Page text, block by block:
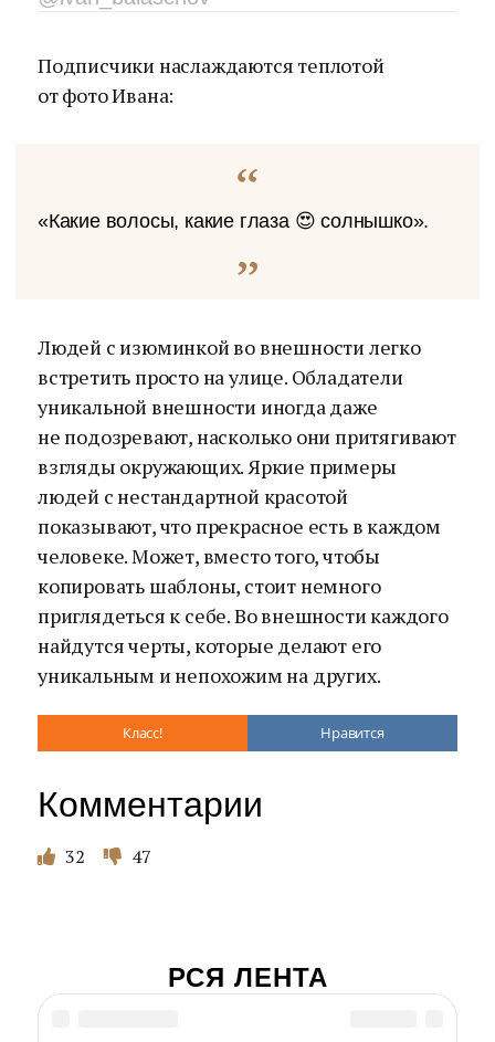
Подписчики наслаждаются теплотой
от фото Ивана:
«Какие волосы, какие глаза 😍 солнышко».
Людей с изюминкой во внешности легко
встретить просто на улице. Обладатели
уникальной внешности иногда даже
не подозревают, насколько они притягивают
взгляды окружающих. Яркие примеры
людей с нестандартной красотой
показывают, что прекрасное есть в каждом
человеке. Может, вместо того, чтобы
копировать шаблоны, стоит немного
приглядеться к себе. Во внешности каждого
найдутся черты, которые делают его
уникальным и непохожим на других.
Класс! Нравится
Комментарии
32 47
РСЯ ЛЕНТА